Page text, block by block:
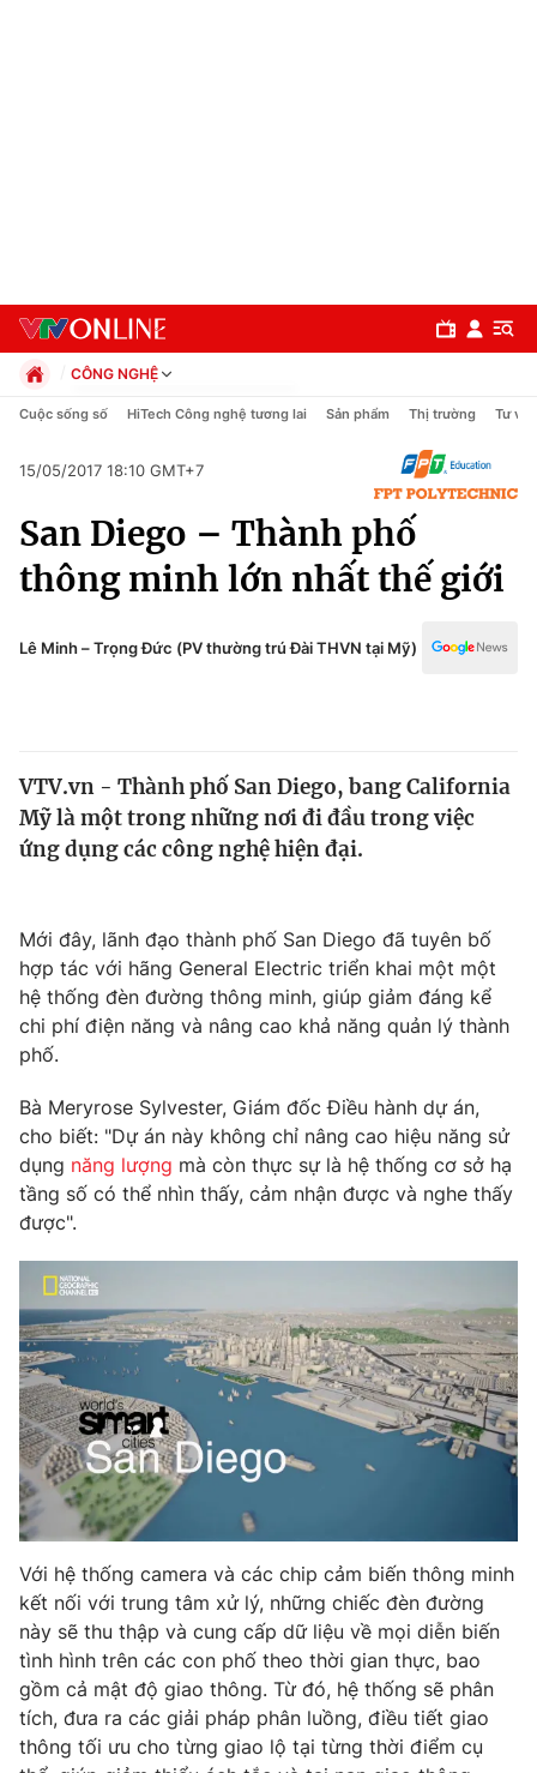
Chính trị
Thế giới
Câu chuyện quốc tế
Tài chính
Thị trường
Góc doanh nghiệp
Dữ liệu và đời sống
Truyền hình
Hậu trường
Nhân vật
Khán giả
Giải sao mai
Giải trí
Điện ảnh
Âm nhạc
Đời sống
Du lịch
Làm đẹp
Chất lượng cuộc sống
Giáo dục
Tuyển sinh
Học trực tuyến
Công nghệ
Hitech Công nghệ tương lai
Sản phẩm
Thị trường
Tư vấn
Giao lưu trực tuyến
Lịch phát sóng
Chuyên mục khác
Emagazine Podcast
Photo Infographic
Video Shorts video
CÔNG NGHỆ
Chính trị
Pháp luật
Thể thao
Truyền hình
Văn hóa - Giải trí
Đời sống
Cuộc sống số HiTech Công nghệ tương lai Sản phẩm Thị trường Tư vấn
15/05/2017 18:10 GMT+7
San Diego – Thành phố
thông minh lớn nhất thế giới
Lê Minh – Trọng Đức (PV thường trú Đài THVN tại Mỹ)
VTV.vn - Thành phố San Diego, bang California
Mỹ là một trong những nơi đi đầu trong việc
ứng dụng các công nghệ hiện đại.
Mới đây, lãnh đạo thành phố San Diego đã tuyên bố
hợp tác với hãng General Electric triển khai một một
hệ thống đèn đường thông minh, giúp giảm đáng kể
chi phí điện năng và nâng cao khả năng quản lý thành
phố.
Bà Meryrose Sylvester, Giám đốc Điều hành dự án,
cho biết: "Dự án này không chỉ nâng cao hiệu năng sử
dụng năng lượng mà còn thực sự là hệ thống cơ sở hạ
tầng số có thể nhìn thấy, cảm nhận được và nghe thấy
được".
Với hệ thống camera và các chip cảm biến thông minh
kết nối với trung tâm xử lý, những chiếc đèn đường
này sẽ thu thập và cung cấp dữ liệu về mọi diễn biến
tình hình trên các con phố theo thời gian thực, bao
gồm cả mật độ giao thông. Từ đó, hệ thống sẽ phân
tích, đưa ra các giải pháp phân luồng, điều tiết giao
thông tối ưu cho từng giao lộ tại từng thời điểm cụ